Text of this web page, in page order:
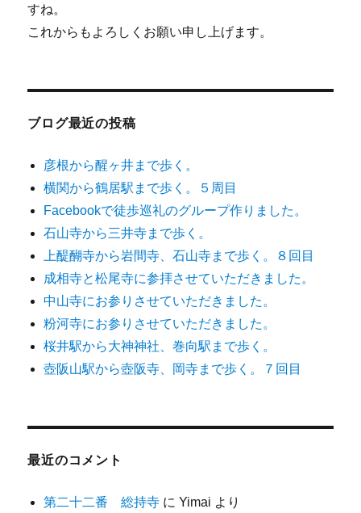
すね。
これからもよろしくお願い申し上げます。
ブログ最近の投稿
彦根から醒ヶ井まで歩く。
横関から鶴居駅まで歩く。５周目
Facebookで徒歩巡礼のグループ作りました。
石山寺から三井寺まで歩く。
上醍醐寺から岩間寺、石山寺まで歩く。８回目
成相寺と松尾寺に参拝させていただきました。
中山寺にお参りさせていただきました。
粉河寺にお参りさせていただきました。
桜井駅から大神神社、巻向駅まで歩く。
壺阪山駅から壺阪寺、岡寺まで歩く。７回目
最近のコメント
第二十二番 総持寺 にYimai より